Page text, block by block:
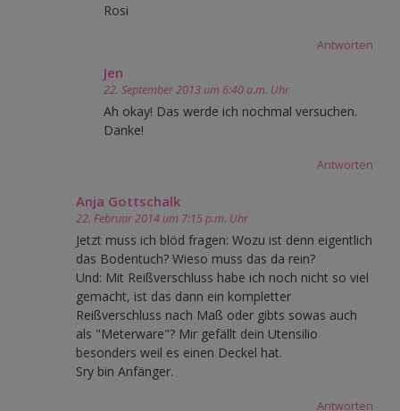
Rosi
Antworten
Jen
22. September 2013 um 6:40 a.m. Uhr
Ah okay! Das werde ich nochmal versuchen.
Danke!
Antworten
Anja Gottschalk
22. Februar 2014 um 7:15 p.m. Uhr
Jetzt muss ich blöd fragen: Wozu ist denn eigentlich
das Bodentuch? Wieso muss das da rein?
Und: Mit Reißverschluss habe ich noch nicht so viel
gemacht, ist das dann ein kompletter
Reißverschluss nach Maß oder gibts sowas auch
als "Meterware"? Mir gefällt dein Utensilio
besonders weil es einen Deckel hat.
Sry bin Anfänger.
Antworten